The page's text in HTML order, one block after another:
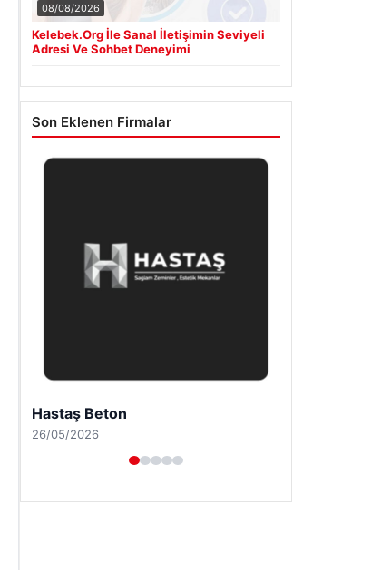
08/08/2026
Kelebek.Org İle Sanal İletişimin Seviyeli
Adresi Ve Sohbet Deneyimi
Son Eklenen Firmalar
Enes Kaplan Avukatlık Bürosu
28/04/2026